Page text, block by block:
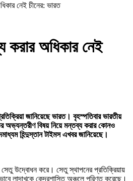
নেই চীনের: ভারত
করার অধিকার নেই
জানিয়েছে ভারত। বৃহস্পতিবার ভারতীয়
অভ্যন্তরীণ বিষয় নিয়ে মন্তব্য করার কোনও
হিন্দুস্তান টাইমস এখবর জানিয়েছে।
সেতু উদ্বোধন করে। সেতু স্থাপনের প্রতিক্রিয়ায়
লাদাখকে কেন্দ্রশাসিত অঞ্চলে পরিণত করেছে।